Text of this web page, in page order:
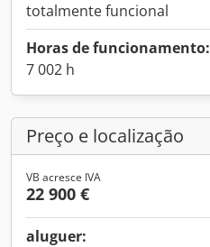
totalmente funcional
Horas de funcionamento:
7 002 h
Preço e localização
VB acresce IVA
22 900 €
aluguer: